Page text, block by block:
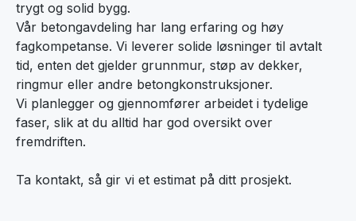
trygt og solid bygg.
Vår betongavdeling har lang erfaring og høy
fagkompetanse. Vi leverer solide løsninger til avtalt
tid, enten det gjelder grunnmur, støp av dekker,
ringmur eller andre betongkonstruksjoner.
Vi planlegger og gjennomfører arbeidet i tydelige
faser, slik at du alltid har god oversikt over
fremdriften.
Ta kontakt, så gir vi et estimat på ditt prosjekt.